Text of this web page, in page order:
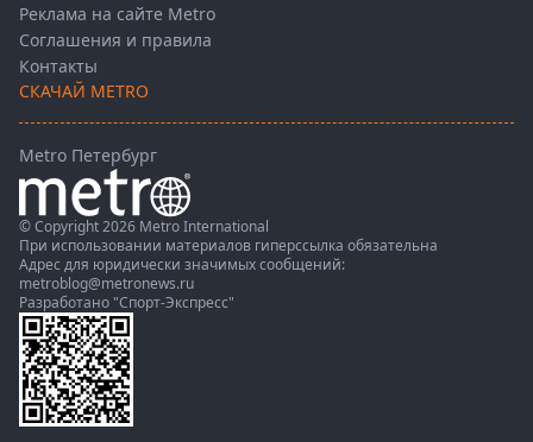
Реклама на сайте Metro
Соглашения и правила
Контакты
СКАЧАЙ METRO
Metro Петербург
© Copyright 2026 Metro International
При использовании материалов гиперссылка обязательна
Адрес для юридически значимых сообщений:
metroblog@metronews.ru
Разработано "Спорт-Экспресс"